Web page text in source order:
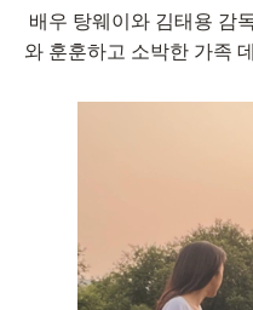
배우 탕웨이와 김태용 감
와 훈훈하고 소박한 가족